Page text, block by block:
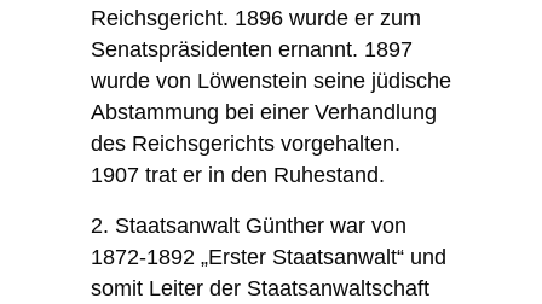
Reichsgericht. 1896 wurde er zum
Senatspräsidenten ernannt. 1897
wurde von Löwenstein seine jüdische
Abstammung bei einer Verhandlung
des Reichsgerichts vorgehalten.
1907 trat er in den Ruhestand.
Staatsanwalt Günther war von
1872-1892 „Erster Staatsanwalt“ und
somit Leiter der Staatsanwaltschaft